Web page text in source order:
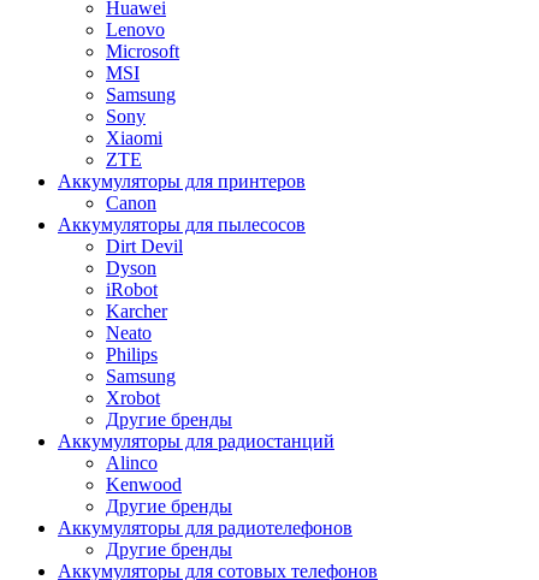
Huawei
Lenovo
Microsoft
MSI
Samsung
Sony
Xiaomi
ZTE
Аккумуляторы для принтеров
Canon
Аккумуляторы для пылесосов
Dirt Devil
Dyson
iRobot
Karcher
Neato
Philips
Samsung
Xrobot
Другие бренды
Аккумуляторы для радиостанций
Alinco
Kenwood
Другие бренды
Аккумуляторы для радиотелефонов
Другие бренды
Аккумуляторы для сотовых телефонов